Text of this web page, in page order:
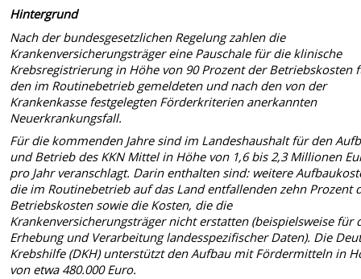
Hintergrund
Nach der bundesgesetzlichen Regelung zahlen die
Krankenversicherungsträger eine Pau­schale für die klinische
Krebsregistrierung in Höhe von 90 Prozent der Betriebskosten
den im Routinebetrieb gemeldeten und nach den von der
Krankenkasse festgelegten Förder­kriterien anerkannten
Neuerkrankungsfall.
Für die kommenden Jahre sind im Landeshaushalt für den
und Betrieb des KKN Mit­tel in Höhe von 1,6 bis 2,3 Millionen
pro Jahr veranschlagt. Darin enthalten sind: wei­tere
die im Routinebetrieb auf das Land entfallenden zehn Prozent
Be­triebskosten sowie die Kosten, die die
Krankenversicherungsträger nicht erstatten (beispiels­weise für
Erhebung und Verarbeitung landesspezifischer Daten). Die
Krebs­hilfe (DKH) un­terstützt den Aufbau mit Fördermitteln in
von etwa 480.000 Euro.